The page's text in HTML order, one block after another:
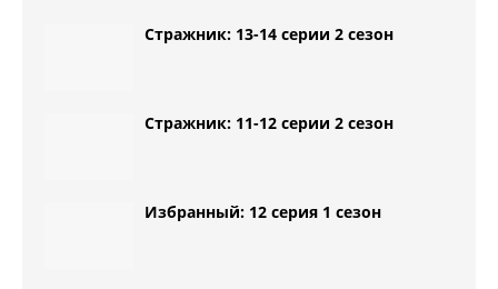
Стражник: 13-14 серии 2 сезон
Стражник: 11-12 серии 2 сезон
Избранный: 12 серия 1 сезон